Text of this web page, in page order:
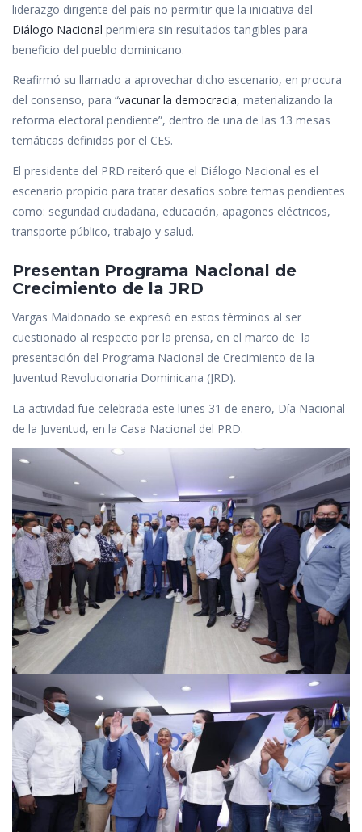
liderazgo dirigente del país no permitir que la iniciativa del
Diálogo Nacional perimiera sin resultados tangibles para
beneficio del pueblo dominicano.
Reafirmó su llamado a aprovechar dicho escenario, en procura
del consenso, para “vacunar la democracia, materializando la
reforma electoral pendiente”, dentro de una de las 13 mesas
temáticas definidas por el CES.
El presidente del PRD reiteró que el Diálogo Nacional es el
escenario propicio para tratar desafíos sobre temas pendientes
como: seguridad ciudadana, educación, apagones eléctricos,
transporte público, trabajo y salud.
Presentan Programa Nacional de
Crecimiento de la JRD
Vargas Maldonado se expresó en estos términos al ser
cuestionado al respecto por la prensa, en el marco de la
presentación del Programa Nacional de Crecimiento de la
Juventud Revolucionaria Dominicana (JRD).
La actividad fue celebrada este lunes 31 de enero, Día Nacional
de la Juventud, en la Casa Nacional del PRD.